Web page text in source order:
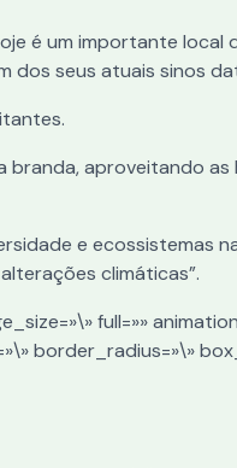
é um importante local
seus atuais sinos
branda, aproveitando
e ecossistemas
climáticas”.
full=»»
border_radius=»\»